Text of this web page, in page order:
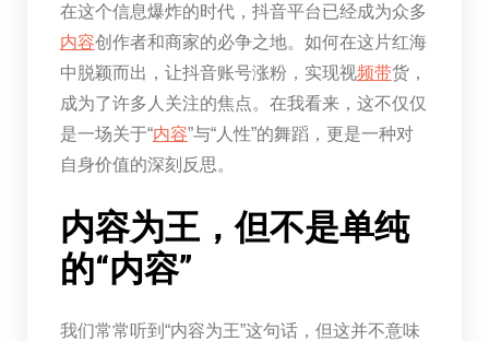
在这个信息爆炸的时代，抖音平台已经成为众多
内容创作者和商家的必争之地。如何在这片红海
中脱颖而出，让抖音账号涨粉，实现视频带货，
成为了许多人关注的焦点。在我看来，这不仅仅
是一场关于“内容”与“人性”的舞蹈，更是一种对
自身价值的深刻反思。
内容为王，但不是单纯
的“内容”
我们常常听到“内容为王”这句话，但这并不意味